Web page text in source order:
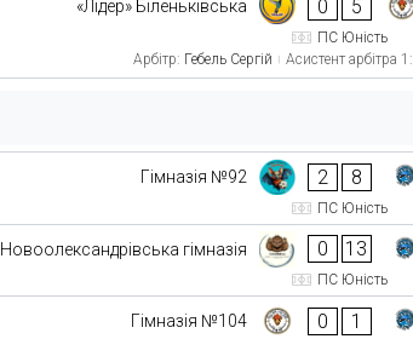
«Лідер» Біленьківська 0 5
ПС Юність
Арбітр: Гебель Сергій Асистент арбітра 1:
Гімназія №92 2 8
ПС Юність
Новоолександрівська гімназія 0 13
ПС Юність
Гімназія №104 0 1